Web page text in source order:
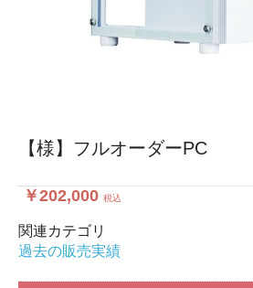
【様】フルオーダーPC
￥202,000 税込
関連カテゴリ
過去の販売実績